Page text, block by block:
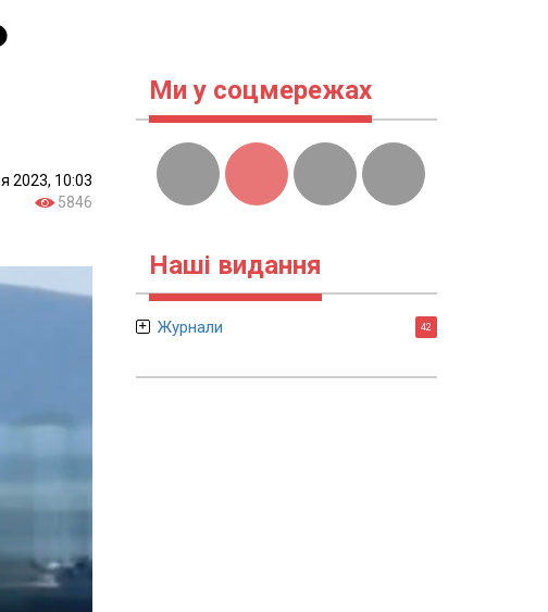
2023, 10:03
5846
Ми у соцмережах
Наші видання
Журнали 42